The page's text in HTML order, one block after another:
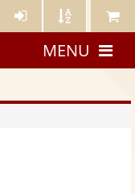
Künstler- Künstler Meine
MENU